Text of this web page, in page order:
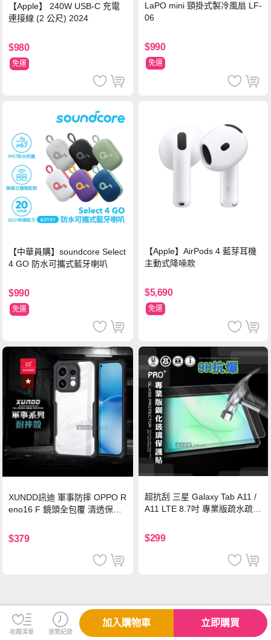
【Apple】 240W USB-C 充電
連接線 (2 公尺) 2024
$980
免運
LaPO mini 頸掛式製冷風扇 LF-
06
$990
免運
【中華員購】soundcore Select
4 GO 防水可攜式藍牙喇叭
$990
免運
【Apple】AirPods 4 藍芽耳機
主動式降噪款
$5,690
免運
XUNDD訊迪 軍事防摔 OPPO R
eno16 F 鏡頭全包覆 清透保護
$379
超抗刮 三星 Galaxy Tab A11 /
A11 LTE 8.7吋 專業版疏水疏油
$299
收藏清單 瀏覽紀錄
加入購物車 立即購買